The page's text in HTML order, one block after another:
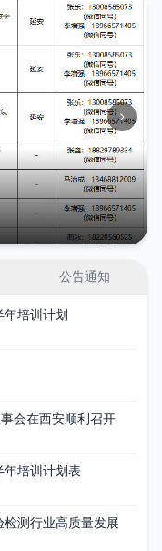
公告通知
培训计划
会在西安顺利召开
培训计划表
测行业高质量发展